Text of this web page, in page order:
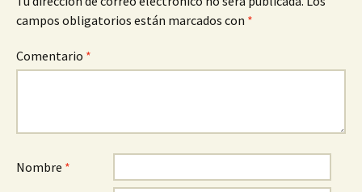
campos obligatorios están marcados con *
Comentario *
Nombre *